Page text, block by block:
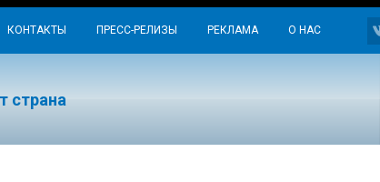
КОНТАКТЫ ПРЕСС-РЕЛИЗЫ РЕКЛАМА О НАС
страна